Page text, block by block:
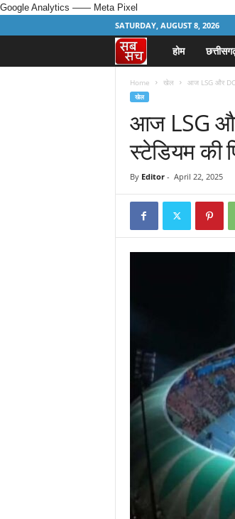
Google Analytics —— Meta Pixel
SATURDAY, AUGUST 8, 2026
i
d
i
N
e
r
होम
Home खेल आज LSG और DC
खेल
आज LSG
स्टेडियम की
By Editor- April 22, 2025